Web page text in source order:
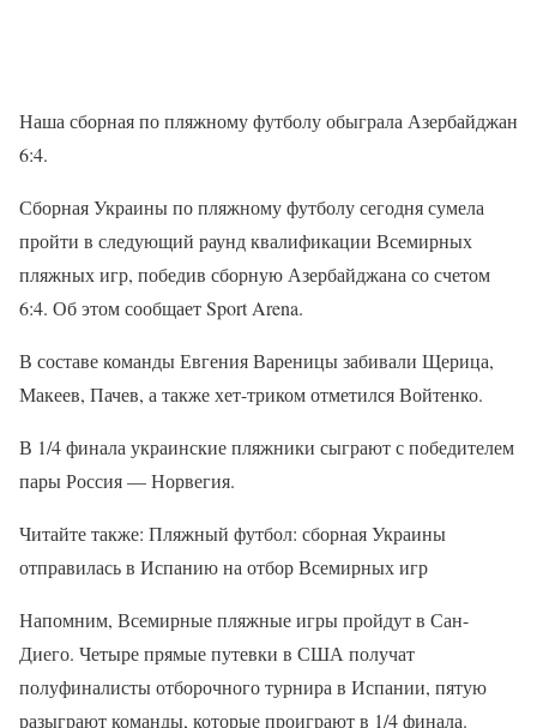
Наша сборная по пляжному футболу обыграла Азербайджан
6:4.
Сборная Украины по пляжному футболу сегодня сумела
пройти в следующий раунд квалификации Всемирных
пляжных игр, победив сборную Азербайджана со счетом
6:4. Об этом сообщает Sport Arena.
В составе команды Евгения Вареницы забивали Щерица,
Макеев, Пачев, а также хет-триком отметился Войтенко.
В 1/4 финала украинские пляжники сыграют с победителем
пары Россия — Норвегия.
Читайте также: Пляжный футбол: сборная Украины
отправилась в Испанию на отбор Всемирных игр
Напомним, Всемирные пляжные игры пройдут в Сан-
Диего. Четыре прямые путевки в США получат
полуфиналисты отборочного турнира в Испании, пятую
разыграют команды, которые проиграют в 1/4 финала.